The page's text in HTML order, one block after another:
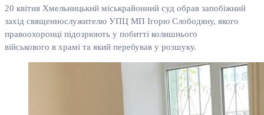
20 квітня Хмельницький міськрайонний суд обрав запобіжний
захід священнослужителю УПЦ МП Ігорю Слободяну, якого
правоохоронці підозрюють у побитті колишнього
військового в храмі та який перебував у розшуку.